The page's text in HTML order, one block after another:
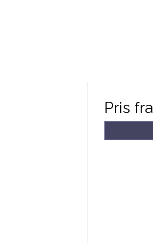
Pris fra